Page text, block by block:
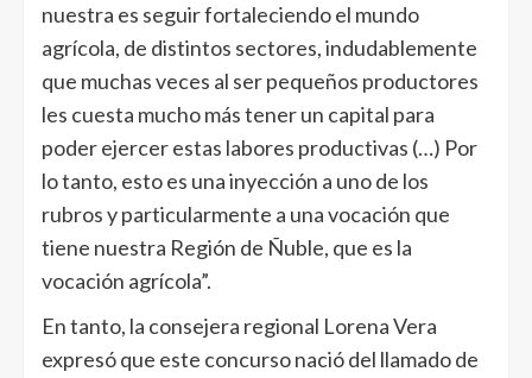
nuestra es seguir fortaleciendo el mundo
agrícola, de distintos sectores, indudablemente
que muchas veces al ser pequeños productores
les cuesta mucho más tener un capital para
poder ejercer estas labores productivas (…) Por
lo tanto, esto es una inyección a uno de los
rubros y particularmente a una vocación que
tiene nuestra Región de Ñuble, que es la
vocación agrícola”.
En tanto, la consejera regional Lorena Vera
expresó que este concurso nació del llamado de